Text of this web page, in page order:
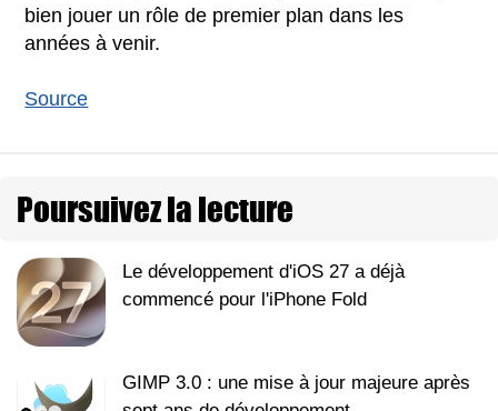
bien jouer un rôle de premier plan dans les
années à venir.
Source
Poursuivez la lecture
Le développement d'iOS 27 a déjà
commencé pour l'iPhone Fold
GIMP 3.0 : une mise à jour majeure après